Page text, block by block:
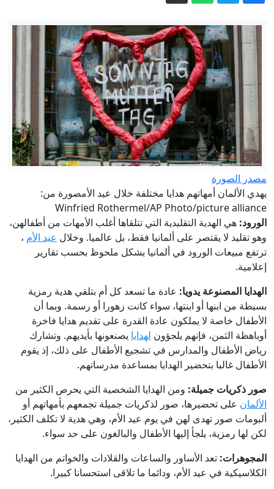
زاخاروفا: هجوم الرئيس البولندي على
روسيا نتاج "عقد تاريخية"
فيديو. حريق غابات يلتهم ١٠٠ هكتار قرب
مدينة ناربون في فرنسا
الموساد يُبعد اثنين من كبار مسؤوليه.. خطة
فاشلة لتغيير النظام الإيراني وراء القرار؟
رواج إعلان الأمير علي عدم تغير الموقف
من إنفانتينو رغم وصول المستحقات
إيران.. ترمب يؤكد السيطرة على هرمز
وطهران تتحدث عن اتفاق وشيك مع
مسقط
مصدر الصورة
يهدي الألمان أمهاتهم هدايا مختلفة خلال عيد الأمصورة من:
Winfried Rothermel/AP Photo/picture alliance
الورود: هي الهدية التقليدية التي تتلقاها أغلب الأمهات من أطفالهن،
وهو تقليد لا يقتصر على ألمانيا فقط، بل عالميا. وخلال عيد الأم ،
ترتفع مبيعات الورود في ألمانيا بشكل ملحوظ بحسب تقارير
إعلامية.
الهدايا المصنوعة يدويا: عادة ما تسعد كل أم بتلقي هدية رمزية
بسيطة من ابنها أو ابنتها، سواء كانت زهورا أو رسمة. وبما أن
الأطفال خاصة لا يملكون عادة القدرة على تقديم هدايا فاخرة
أوباهظة الثمن، فإنهم يلجؤون لهدايا يصنعونها بأيديهم. وتشارك
رياض الأطفال والمدارس في تشجيع الأطفال على ذلك، إذ يقوم
الأطفال غالبا بتحضير الهدايا بمساعدة مدرساتهم.
صور ذكريات جميلة: ومن الهدايا الشخصية التي يحرص الكثير من
الألمان على تحضيرها، صور لذكريات جميلة تجمعهم بأمهاتهم أو
ألبومات صور تهدى لهن في يوم عيد الأم، وهي هدية لا تكلف الكثير،
لكن لها رمزية، يلجأ إليها الأطفال والبالغون على حد سواء.
المجوهرات: تعد الأساور والساعات والقلادات والخواتم من الهدايا
الكلاسيكية في عيد الأم، ودائما ما تلاقى استحسانا كبيرا.